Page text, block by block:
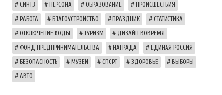
СИНТЗ ПЕРСОНА ОБРАЗОВАНИЕ ПРОИСШЕСТВИЯ
РАБОТА БЛАГОУСТРОЙСТВО ПРАЗДНИК СТАТИСТИКА
ОТКЛЮЧЕНИЕ ВОДЫ ТУРИЗМ ДИЗАЙН ВОВРЕМЯ
ФОНД ПРЕДПРИНИМАТЕЛЬСТВА НАГРАДА ЕДИНАЯ РОССИЯ
БЕЗОПАСНОСТЬ МУЗЕЙ СПОРТ ЗДОРОВЬЕ ВЫБОРЫ
АВТО